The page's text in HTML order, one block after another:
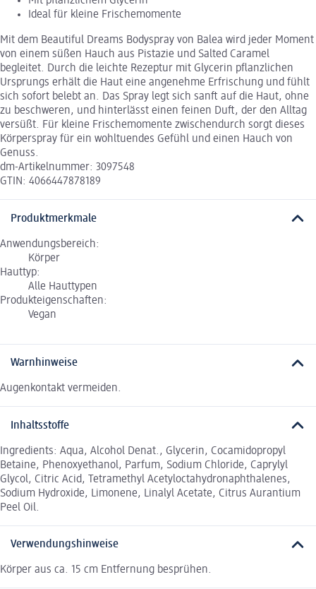
Ideal für kleine Frischemomente
Mit dem Beautiful Dreams Bodyspray von Balea wird jeder Moment
von einem süßen Hauch aus Pistazie und Salted Caramel
begleitet. Durch die leichte Rezeptur mit Glycerin pflanzlichen
Ursprungs erhält die Haut eine angenehme Erfrischung und fühlt
sich sofort belebt an. Das Spray legt sich sanft auf die Haut, ohne
zu beschweren, und hinterlässt einen feinen Duft, der den Alltag
versüßt. Für kleine Frischemomente zwischendurch sorgt dieses
Körperspray für ein wohltuendes Gefühl und einen Hauch von
Genuss.
dm-Artikelnummer: 3097548
GTIN: 4066447878189
Produktmerkmale
Anwendungsbereich:
Körper
Hauttyp:
Alle Hauttypen
Produkteigenschaften:
Vegan
Warnhinweise
Augenkontakt vermeiden.
Inhaltsstoffe
Ingredients: Aqua, Alcohol Denat., Glycerin, Cocamidopropyl
Betaine, Phenoxyethanol, Parfum, Sodium Chloride, Caprylyl
Glycol, Citric Acid, Tetramethyl Acetyloctahydronaphthalenes,
Sodium Hydroxide, Limonene, Linalyl Acetate, Citrus Aurantium
Peel Oil.
Verwendungshinweise
Körper aus ca. 15 cm Entfernung besprühen.